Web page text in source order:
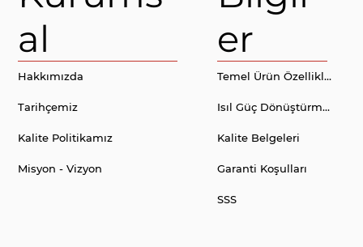
Hakkımızda
Tarihçemiz
Kalite Politikamız
Misyon - Vizyon
Temel Ürün Özellikleri
Isıl Güç Dönüştürme Tablosu
Kalite Belgeleri
Garanti Koşulları
SSS
al
er